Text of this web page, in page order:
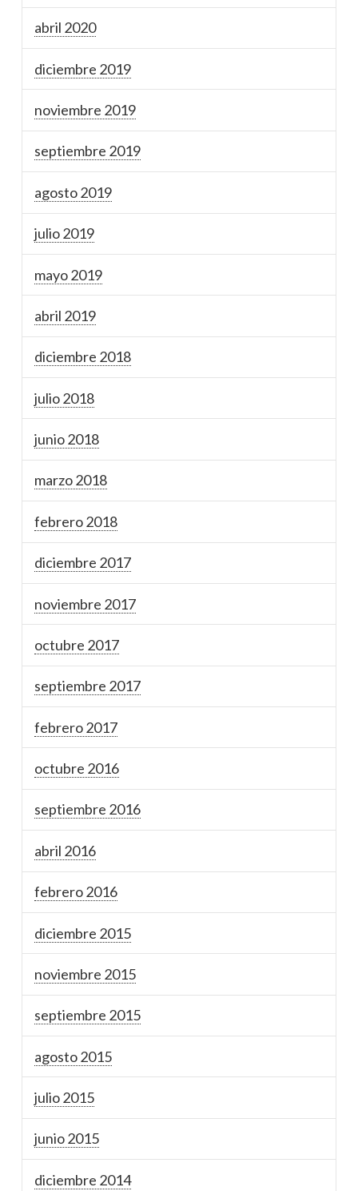
abril 2020
diciembre 2019
noviembre 2019
septiembre 2019
agosto 2019
julio 2019
mayo 2019
abril 2019
diciembre 2018
julio 2018
junio 2018
marzo 2018
febrero 2018
diciembre 2017
noviembre 2017
octubre 2017
septiembre 2017
febrero 2017
octubre 2016
septiembre 2016
abril 2016
febrero 2016
diciembre 2015
noviembre 2015
septiembre 2015
agosto 2015
julio 2015
junio 2015
diciembre 2014